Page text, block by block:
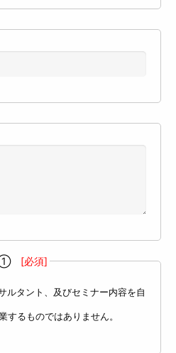
①[必須]
ルタント、及びセミナー内容を自
するものではありません。